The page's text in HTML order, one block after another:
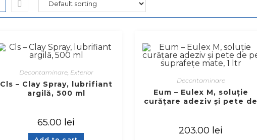
Decontaminare, Exterior
Cls – Clay Spray, lubrifiant
argilă, 500 ml
65.00 lei
Decontaminare
Eum – Eulex M, soluție
curățare adeziv și pete de
203.00 lei